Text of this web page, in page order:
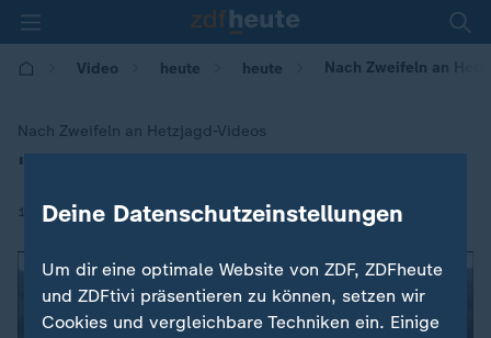
Video heute heute Nach Zweifeln an
Nach Zweifeln an Hetzjagd-Videos
:"Kredit von Maaßen aufgebraucht"
11.09.2018 | 15:33
Deine Datenschutzeinstellungen
Um dir eine optimale Website von ZDF, ZDFheute
und ZDFtivi präsentieren zu können, setzen wir
Cookies und vergleichbare Techniken ein. Einige